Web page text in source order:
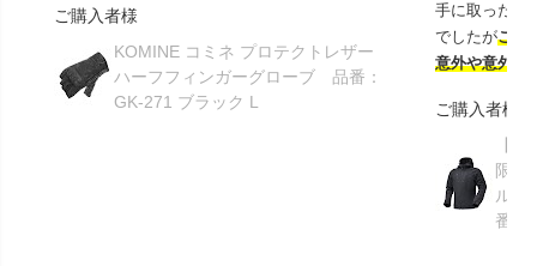
ご購入者様
KOMINE コミネ プロテクトレザー
ハーフフィンガーグローブ 品番：
GK-271 ブラック L
手に取ったと
でしたがこの
意外や意外ス
ご購入者様
限り
ルメ
番：